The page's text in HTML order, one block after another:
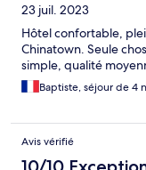
23 juil. 2023
Hôtel confortable,
Chinatown. Seule
simple, qualité
Baptiste, séjour de 4
Avis vérifié